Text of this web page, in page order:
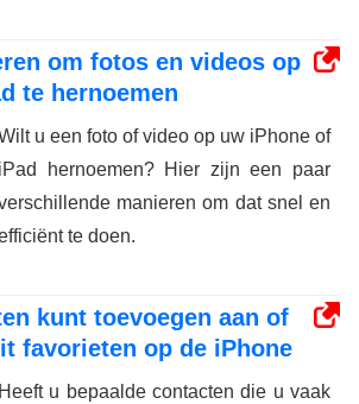
om fotos en videos op
te hernoemen
u een foto of video op uw iPhone of
iPad hernoemen? Hier zijn een paar
manieren om dat snel en
te doen.
kunt toevoegen aan of
favorieten op de iPhone
Heeft u bepaalde contacten die u vaak